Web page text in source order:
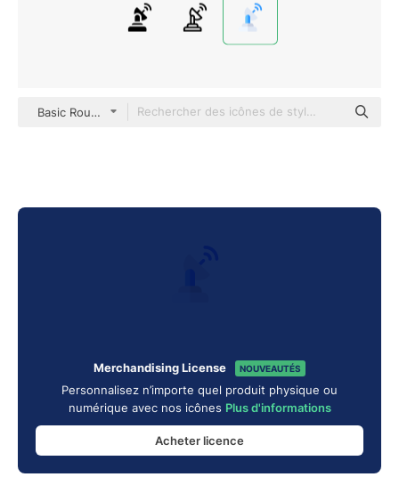
Basic Rounded Flat
Merchandising License NOUVEAUTÉS
Personnalisez n’importe quel produit physique ou
numérique avec nos icônes Plus d'informations
Acheter licence